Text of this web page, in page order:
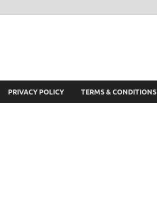
PRIVACY POLICY TERMS & CONDITIONS